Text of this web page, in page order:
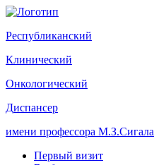
Республиканский
Клинический
Онкологический
Диспансер
имени профессора М.З.Сигала
Первый визит